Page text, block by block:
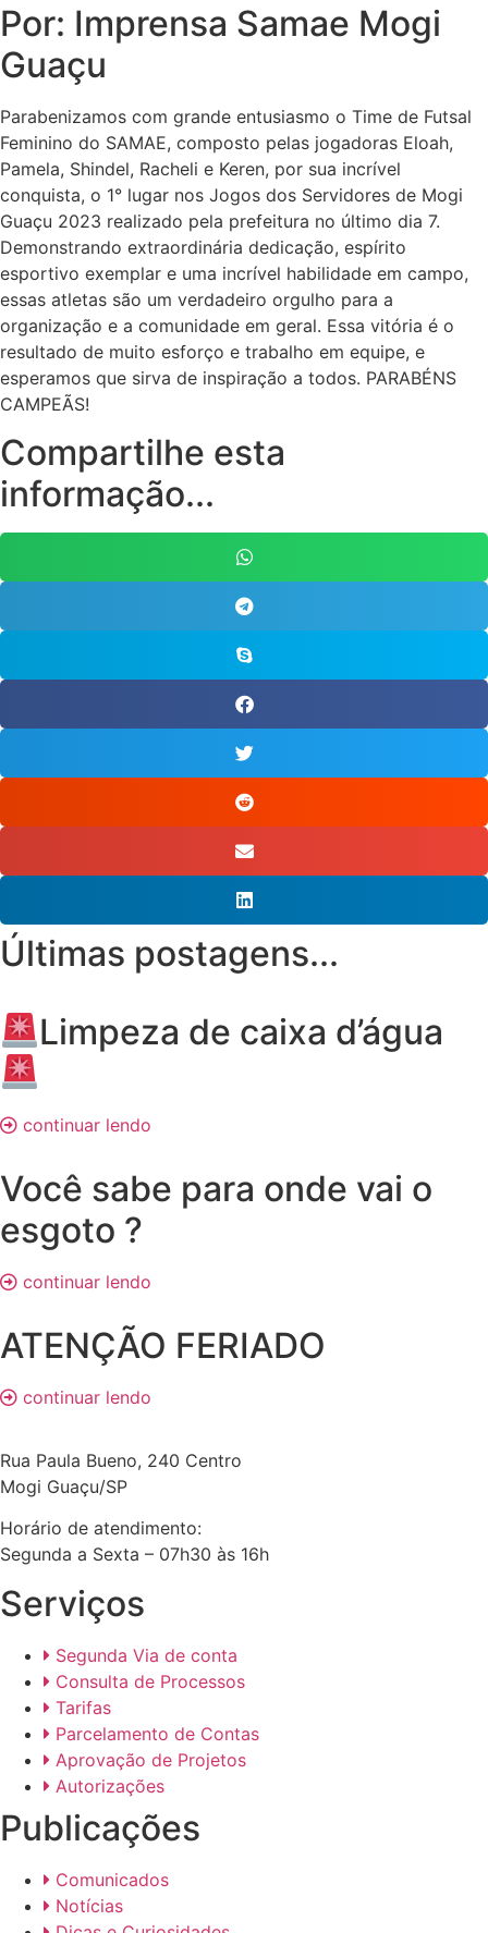
Por: Imprensa Samae Mogi
Guaçu
Parabenizamos com grande entusiasmo o Time de Futsal
Feminino do SAMAE, composto pelas jogadoras Eloah,
Pamela, Shindel, Racheli e Keren, por sua incrível
conquista, o 1° lugar nos Jogos dos Servidores de Mogi
Guaçu 2023 realizado pela prefeitura no último dia 7.
Demonstrando extraordinária dedicação, espírito
esportivo exemplar e uma incrível habilidade em campo,
essas atletas são um verdadeiro orgulho para a
organização e a comunidade em geral. Essa vitória é o
resultado de muito esforço e trabalho em equipe, e
esperamos que sirva de inspiração a todos. PARABÉNS
CAMPEÃS!
Compartilhe esta
informação...
Últimas postagens...
Limpeza de caixa d’água
continuar lendo
Você sabe para onde vai o
esgoto ?
continuar lendo
ATENÇÃO FERIADO
continuar lendo
Rua Paula Bueno, 240 Centro
Mogi Guaçu/SP
Horário de atendimento:
Segunda a Sexta – 07h30 às 16h
Serviços
Segunda Via de conta
Consulta de Processos
Tarifas
Parcelamento de Contas
Aprovação de Projetos
Autorizações
Publicações
Comunicados
Notícias